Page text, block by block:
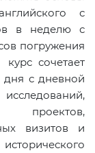
с
в неделю с
погружения
сочетает
с дневной
проектов,
визитов и